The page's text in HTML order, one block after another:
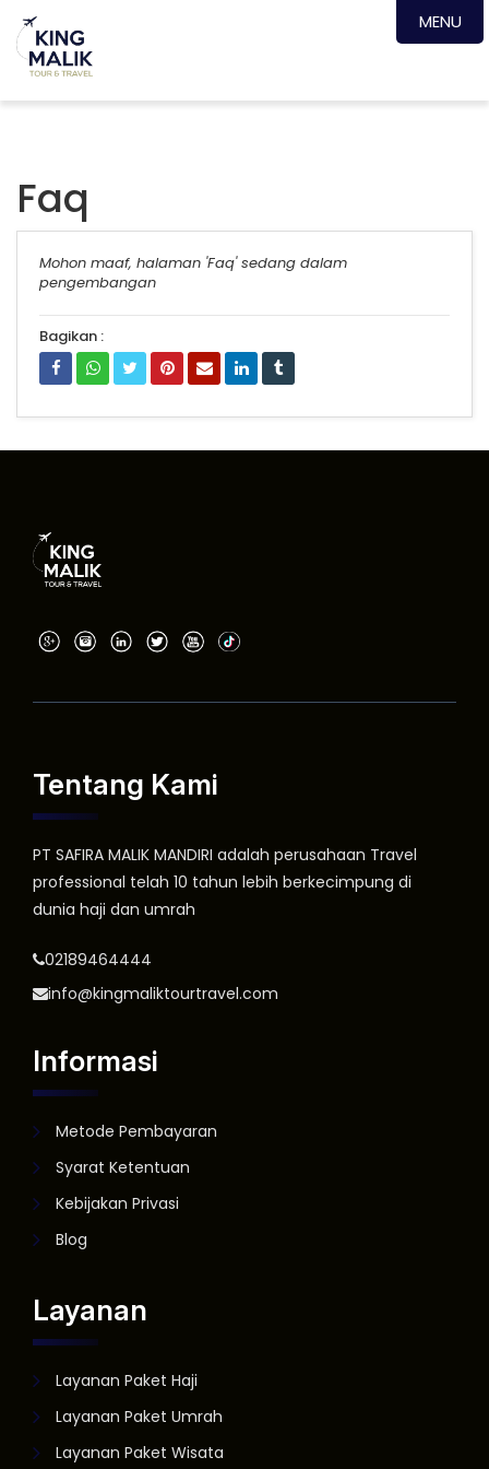
Faq
Mohon maaf, halaman 'Faq' sedang dalam
pengembangan
Bagikan :
Tentang Kami
PT SAFIRA MALIK MANDIRI adalah perusahaan Travel
professional telah 10 tahun lebih berkecimpung di
dunia haji dan umrah
02189464444
info@kingmaliktourtravel.com
Informasi
Metode Pembayaran
Syarat Ketentuan
Kebijakan Privasi
Blog
Layanan
Layanan Paket Haji
Layanan Paket Umrah
Layanan Paket Wisata
MENU